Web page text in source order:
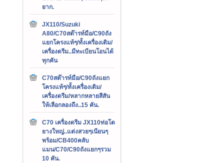
ยาก.
JX110/Suzuki
A80/C70สต๊ารท์มือ/C90ถัง
แยกโครงแท้ๆ/ทั้งเครื่องเดิม/
เครื่องดรีม..มีทะเบียนโอนได้
ทุกคัน
C70สต๊ารท์มือ/C90ถังแยก
โครงแท้ๆ/ทั้งเครื่องเดิม/
เครื่องดรีม/หลากหลายสีสัน
ให้เลือกลองถึง..15 คัน.
C70 เครื่องดรีม JX110ท่อโต
ยางใหญ่..แต่งสวยๆเนียนๆ
พร้อม/CB400คลับ
แมน/C70/C90ถังแยกๆรวม
10 คัน.